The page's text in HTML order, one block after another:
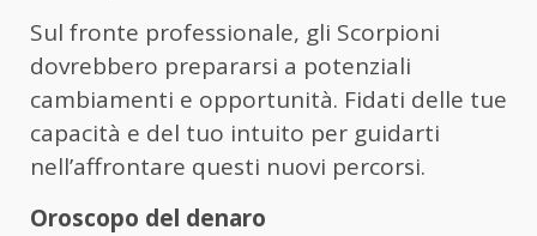
Sul fronte professionale, gli Scorpioni
dovrebbero prepararsi a potenziali
cambiamenti e opportunità. Fidati delle tue
capacità e del tuo intuito per guidarti
nell’affrontare questi nuovi percorsi.
Oroscopo del denaro